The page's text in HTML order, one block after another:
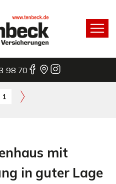
98 70
1
mit
in guter Lage